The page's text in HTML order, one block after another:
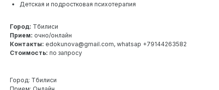
Детская и подростковая психотерапия
Город: Тбилиси
Прием: очно/онлайн
Контакты: edokunova@gmail.com, whatsap +79144263582
Стоимость: по запросу
Город: Тбилиси